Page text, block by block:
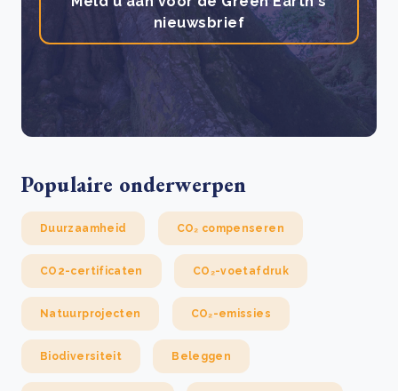
nieuwsbrief
Populaire onderwerpen
Duurzaamheid CO₂ compenseren
CO2-certificaten CO₂-voetafdruk
Natuurprojecten CO₂-emissies
Biodiversiteit Beleggen